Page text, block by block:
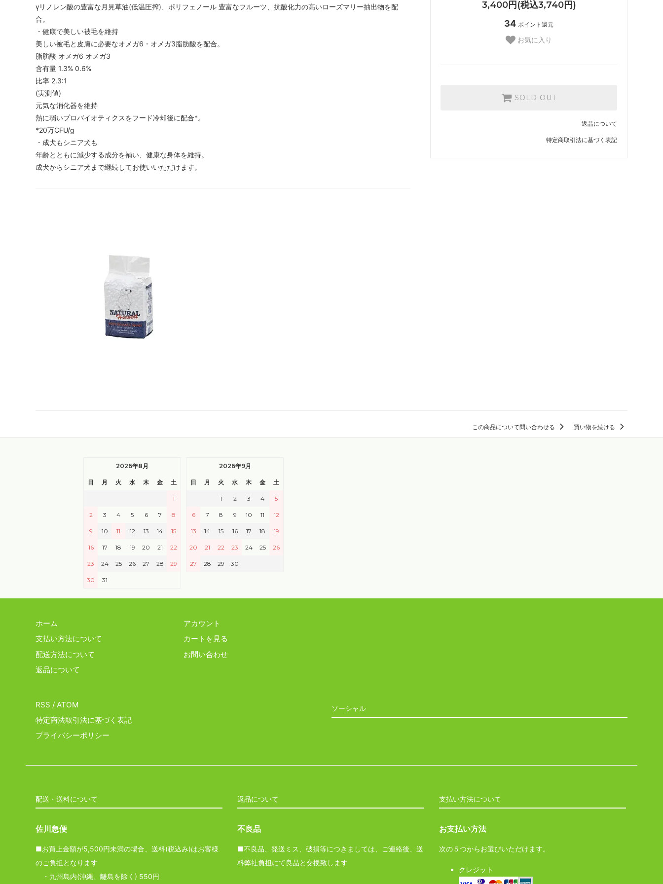
3,400円(税込3,740円)
34 ポイント還元
お気に入り
SOLD OUT
返品について
特定商取引法に基づく表記
γリノレン酸の豊富な月見草油(低温圧搾)、ポリフェノール 豊富なフルーツ、抗酸化力の高いローズマリー抽出物を配
合。
・健康で美しい被毛を維持
美しい被毛と皮膚に必要なオメガ6・オメガ3脂肪酸を配合。
脂肪酸 オメガ6 オメガ3
含有量 1.3% 0.6%
比率 2.3:1
(実測値)
元気な消化器を維持
熱に弱いプロバイオティクスをフード冷却後に配合*。
*20万CFU/g
・成犬もシニア犬も
年齢とともに減少する成分を補い、健康な身体を維持。
成犬からシニア犬まで継続してお使いいただけます。
この商品について問い合わせる 買い物を続ける
2026年8月
日 月 火 水 木 金 土
1
2 3 4 5 6 7 8
9 10 11 12 13 14 15
16 17 18 19 20 21 22
23 24 25 26 27 28 29
30 31
2026年9月
日 月 火 水 木 金 土
1 2 3 4 5
6 7 8 9 10 11 12
13 14 15 16 17 18 19
20 21 22 23 24 25 26
27 28 29 30
ホーム
支払い方法について
配送方法について
返品について
アカウント
カートを見る
お問い合わせ
ソーシャル
RSS / ATOM
特定商法取引法に基づく表記
プライバシーポリシー
配送・送料について
佐川急便
■お買上金額が5,500円未満の場合、送料(税込み)はお客様
のご負担となります
・九州島内(沖縄、離島を除く) 550円
返品について
不良品
■不良品、発送ミス、破損等につきましては、ご連絡後、送
料弊社負担にて良品と交換致します
支払い方法について
お支払い方法
次の５つからお選びいただけます。
クレジット